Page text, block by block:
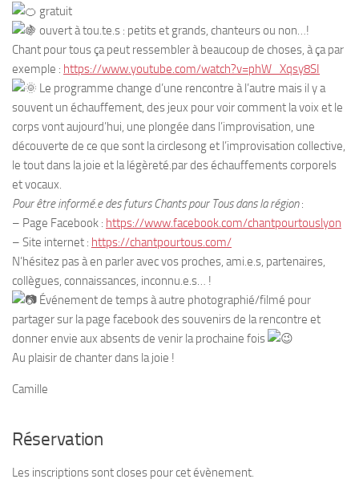
gratuit
ouvert à tou.te.s : petits et grands, chanteurs ou non…!
Chant pour tous ça peut ressembler à beaucoup de choses, à ça par
exemple : https://www.youtube.com/watch?v=phW_Xqsy8SI
Le programme change d’une rencontre à l’autre mais il y a
souvent un échauffement, des jeux pour voir comment la voix et le
corps vont aujourd’hui, une plongée dans l’improvisation, une
découverte de ce que sont la circlesong et l’improvisation collective,
le tout dans la joie et la légèreté.par des échauffements corporels
et vocaux.
Pour être informé.e des futurs Chants pour Tous dans la région:
– Page Facebook : https://www.facebook.com/chantpourtouslyon
– Site internet : https://chantpourtous.com/
N’hésitez pas à en parler avec vos proches, ami.e.s, partenaires,
collègues, connaissances, inconnu.e.s… !
Événement de temps à autre photographié/filmé pour
partager sur la page facebook des souvenirs de la rencontre et
donner envie aux absents de venir la prochaine fois
Au plaisir de chanter dans la joie !
Camille
Réservation
Les inscriptions sont closes pour cet évènement.